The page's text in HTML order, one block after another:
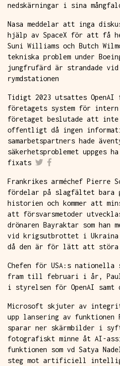
nedskärningar i sina
Nasa meddelar att inga
hjälp av SpaceX för att få
Suni Williams och Butch
tekniska problem under
jungfrufärd är strandade
rymdstationen
Tidigt 2023 utsattes OpenAI
företagets system för intern
företaget beslutade att inte
offentligt då ingen
samarbetspartners hade
säkerhetsproblemet uppges
fixats
Frankrikes arméchef Pierre
fördelar på slagfältet bara
historien och kommer att
att försvarsmetoder
drönaren Bayraktar som han
vid krigsutbrottet i Ukraina
då den är för lätt att
Chefen för USA:s nationella
fram till februari i år, Paul
i styrelsen för OpenAI samt
Microsoft skjuter av
upp lansering av funktionen
sparar ner skärmbilder i
fotografiskt minne åt AI-
funktionen som vd Satya
steg mot artificiell